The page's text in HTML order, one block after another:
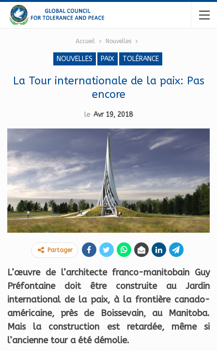
Accueil Nouvelles
NOUVELLES PAIX TOLÉRANCE
La Tour internationale de la paix: Pas
encore
le Avr 19, 2018
Partager
L’œuvre de l’architecte franco-manitobain Guy
Préfontaine doit être construite au Jardin
international de la paix, à la frontière canado-
américaine, près de Boissevain, au Manitoba.
Mais la construction est retardée, même si
l’ancienne tour a été démolie.